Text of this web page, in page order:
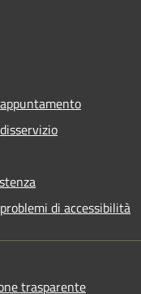
di accessibilità
trasparente